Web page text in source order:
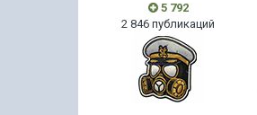
5 792
2 846 публикаций